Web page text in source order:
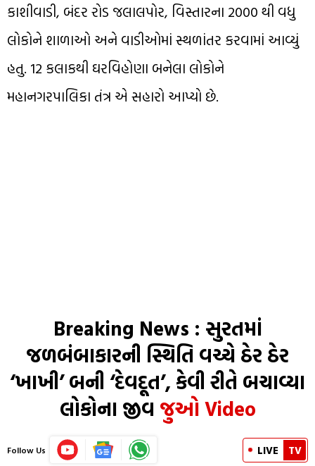
કાશીવાડી, બંદર રોડ જલાલપોર, વિસ્તારના 2000 થી વધુ
લોકોને શાળાઓ અને વાડીઓમાં સ્થળાંતર કરવામાં આવ્યું
હતુ. 12 કલાકથી ઘરવિહોણા બનેલા લોકોને
મહાનગરપાલિકા તંત્ર એ સહારો આપ્યો છે.
Breaking News : સુરતમાં
જળબંબાકારની સ્થિતિ વચ્ચે ઠેર ઠેર
‘ખાખી’ બની ‘દેવદૂત’, કેવી રીતે બચાવ્યા
લોકોના જીવ જુઓ Video
Follow Us LIVE TV